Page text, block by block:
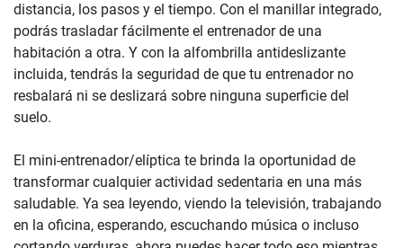
distancia, los pasos y el tiempo. Con el manillar integrado,
podrás trasladar fácilmente el entrenador de una
habitación a otra. Y con la alfombrilla antideslizante
incluida, tendrás la seguridad de que tu entrenador no
resbalará ni se deslizará sobre ninguna superficie del
suelo.
El mini-entrenador/elíptica te brinda la oportunidad de
transformar cualquier actividad sedentaria en una más
saludable. Ya sea leyendo, viendo la televisión, trabajando
en la oficina, esperando, escuchando música o incluso